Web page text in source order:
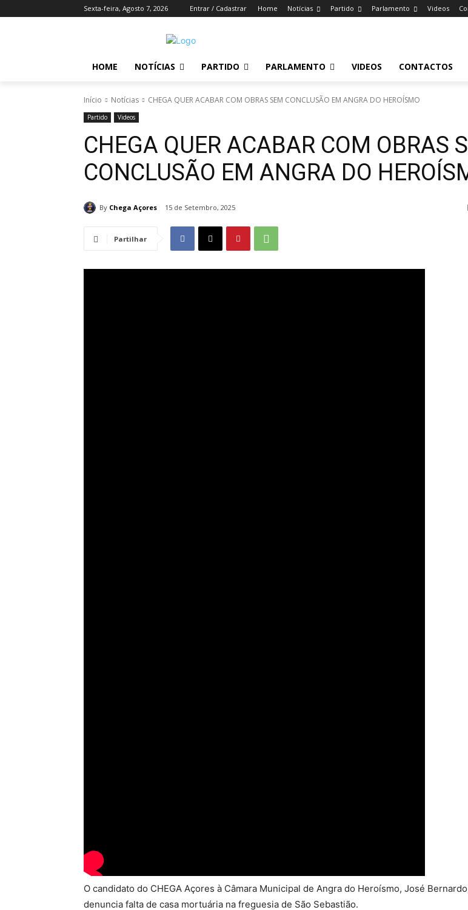
Sexta-feira, Agosto 7, 2026 Entrar / Cadastrar Home Notícias Partido Parlamento Videos
HOME NOTÍCIAS PARTIDO PARLAMENTO VIDEOS CONTACTOS
Início Notícias CHEGA QUER ACABAR COM OBRAS SEM CONCLUSÃO EM ANGRA DO HEROÍSMO
Partido Videos
CHEGA QUER ACABAR COM OBRAS
CONCLUSÃO EM ANGRA DO
By Chega Açores 15 de Setembro, 2025
Partilhar
O candidato do CHEGA Açores à Câmara Municipal de Angra do Heroísmo, José
denuncia falta de casa mortuária na freguesia de São Sebastião.